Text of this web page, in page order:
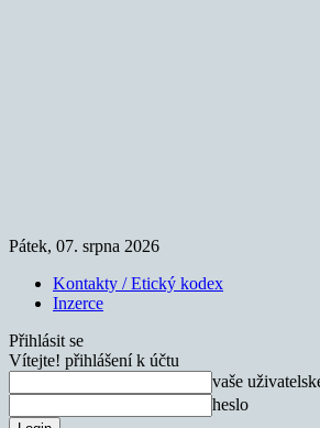
Pátek, 07. srpna 2026
Kontakty / Etický kodex
Inzerce
Přihlásit se
Vítejte! přihlášení k účtu
vaše
heslo